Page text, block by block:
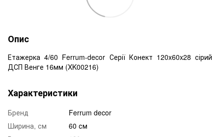
Опис
Етажерка 4/60 Ferrum-decor Серії Конект 120x60x28 сірий
ДСП Венге 16мм (XK00216)
Характеристики
Бренд
Ferrum decor
Ширина, см
60 см